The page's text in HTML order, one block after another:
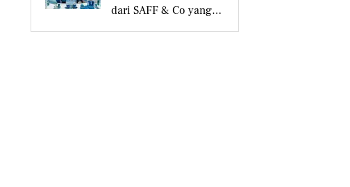
dari SAFF & Co yang
Beraroma Hangat dan